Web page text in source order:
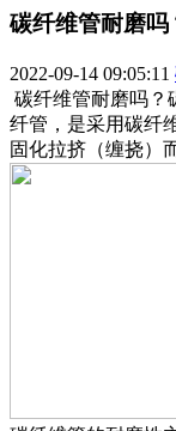
碳纤维管耐磨吗
2022-09-14 09:05:11
碳纤维管耐磨吗？
纤管，是采用碳纤
固化拉挤（缠挠）